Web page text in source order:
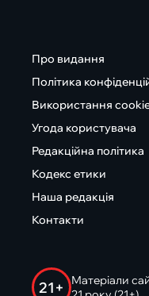
Про видання
Політика
Використання
Угода користувача
Редакційна політика
Кодекс етики
Наша редакція
Контакти
21+
Матеріали